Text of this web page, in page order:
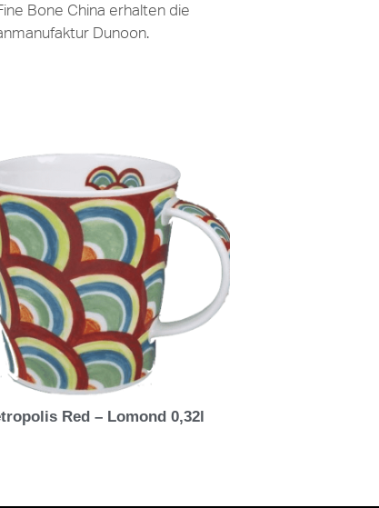
Bone China erhalten die
Dunoon.
Red – Lomond 0,32l